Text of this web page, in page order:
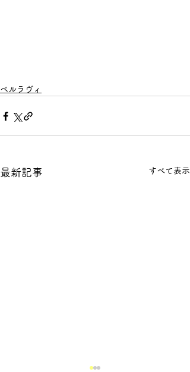
ベルラヴィ
最新記事 すべて表示